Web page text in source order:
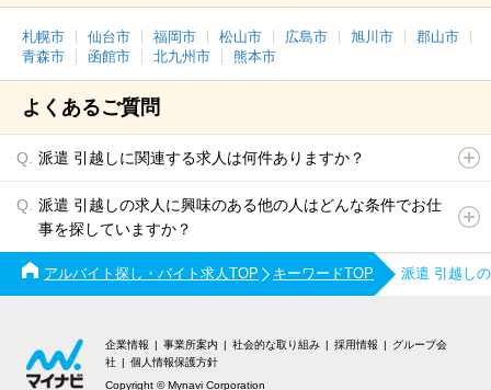
札幌市 仙台市 福岡市 松山市 広島市 旭川市
郡山市
青森市
函館市 北九州市 熊本市
よくあるご質問
派遣 引越しに関連する求人は何件ありますか？
派遣 引越しの求人に興味のある他の人はどんな条件でお仕
事を探していますか？
アルバイト探し・バイト求人TOP キーワードTOP 派遣 引越し
企業情報 事業所案内 社会的な取り組み 採用情報
グループ会
社
個人情報保護方針
Copyright © Mynavi Corporation